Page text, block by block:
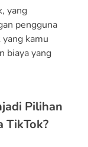
yang
pengguna
kamu
biaya yang
Pilihan
TikTok?